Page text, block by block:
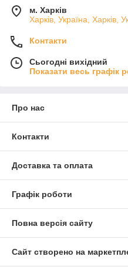
м. Харків
Харків, Україна, Харків,
Контакти
Сьогодні вихідний
Показати весь графік
Про нас
Контакти
Доставка та оплата
Графік роботи
Повна версія сайту
Сайт створено на